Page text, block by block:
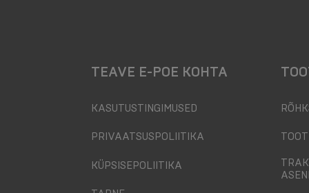
TEAVE E-POE KOHTA
KASUTUSTINGIMUSED
PRIVAATSUSPOLIITIKA
KÜPSISEPOLIITIKA